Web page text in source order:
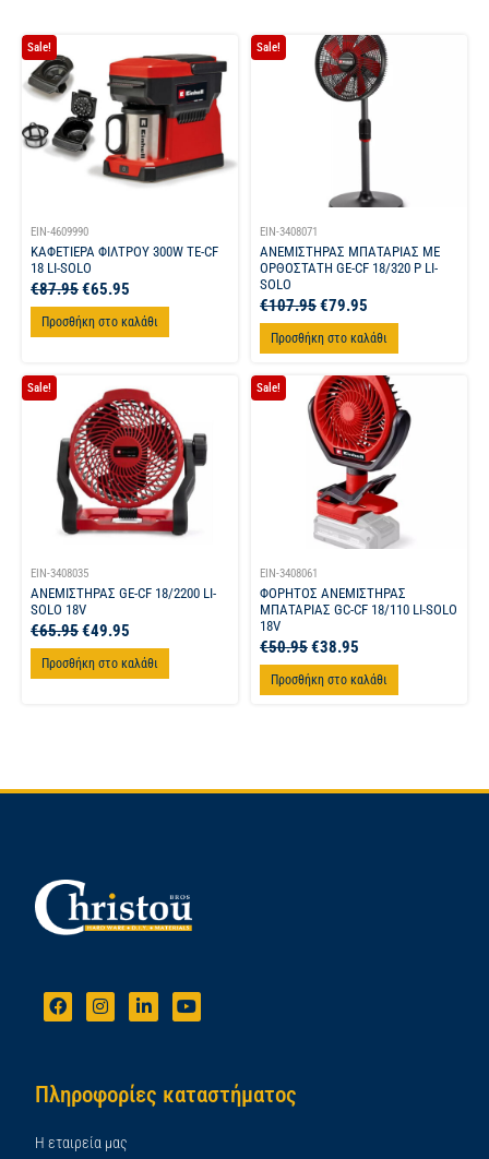
Sale!
EIN-4609990
ΚΑΦΕΤΙΕΡΑ ΦΙΛΤΡΟΥ 300W TE-CF
18 LI-SOLO
€87.95€65.95
Προσθήκη στο καλάθι
Sale!
EIN-3408071
ΑΝΕΜΙΣΤΗΡΑΣ ΜΠΑΤΑΡΙΑΣ ΜΕ
ΟΡΘΟΣΤΑΤΗ GE-CF 18/320 P LI-
SOLO
€107.95€79.95
Προσθήκη στο καλάθι
Sale!
EIN-3408035
ΑΝΕΜΙΣΤΗΡΑΣ GE-CF 18/2200 LI-
SOLO 18V
€65.95€49.95
Προσθήκη στο καλάθι
Sale!
EIN-3408061
ΦΟΡΗΤΟΣ ΑΝΕΜΙΣΤΗΡΑΣ
ΜΠΑΤΑΡΙΑΣ GC-CF 18/110 LI-SOLO
18V
€50.95€38.95
Προσθήκη στο καλάθι
Πληροφορίες καταστήματος
Η εταιρεία μας